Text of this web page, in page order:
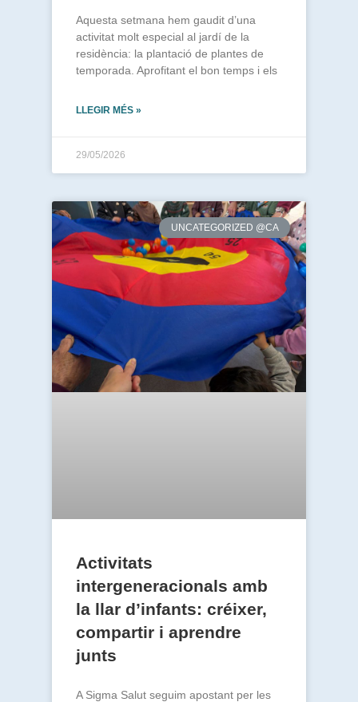
Aquesta setmana hem gaudit d’una
activitat molt especial al jardí de la
residència: la plantació de plantes de
temporada. Aprofitant el bon temps i els
LLEGIR MÉS »
29/05/2026
UNCATEGORIZED @CA
Activitats
intergeneracionals amb
la llar d’infants: créixer,
compartir i aprendre
junts
A Sigma Salut seguim apostant per les